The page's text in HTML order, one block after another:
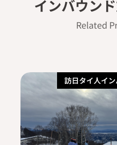
インバウン
Related
訪日タイ人イ